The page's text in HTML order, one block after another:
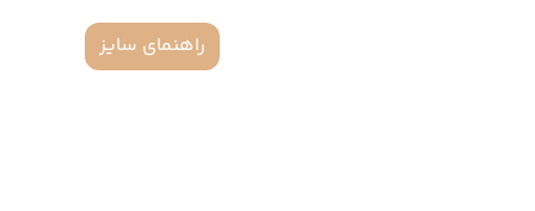
راهنمای سایز